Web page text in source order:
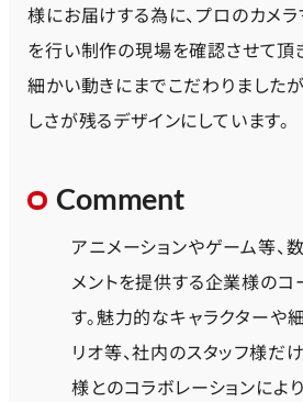
様にお届けする為に、プロのカメ
を行い制作の現場を確認させて頂
細かい動きにまでこだわりました
しさが残るデザインにしています。
Comment
アニメーションやゲーム等、
メントを提供する企業様のコ
す。魅力的なキャラクターや
リオ等、社内のスタッフ様だ
様とのコラボレーションによ